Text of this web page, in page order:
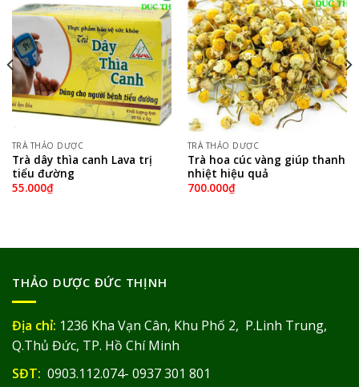
TRÀ THẢO DƯỢC
Trà dây thìa canh Lava trị
tiểu đường
55.000₫
TRÀ THẢO DƯỢC
Trà hoa cúc vàng giúp thanh
nhiệt hiệu quả
700.000₫
THẢO DƯỢC ĐỨC THỊNH
Địa chỉ: 1236 Kha Vạn Cân, Khu Phố 2, P.Linh Trung,
Q.Thủ Đức, TP. Hồ Chí Minh
SĐT: 0903.112.074- 0937 301 801